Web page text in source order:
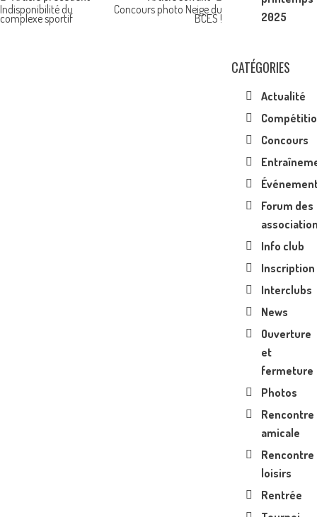
navigation
Indisponibilité du
complexe sportif
Concours photo Neige du
BCES !
2025
CATÉGORIES
Actualité
Concours
Forum des
Info club
Inscription
Interclubs
News
Ouverture
et
fermeture
Photos
Rencontre
amicale
Rencontre
loisirs
Rentrée